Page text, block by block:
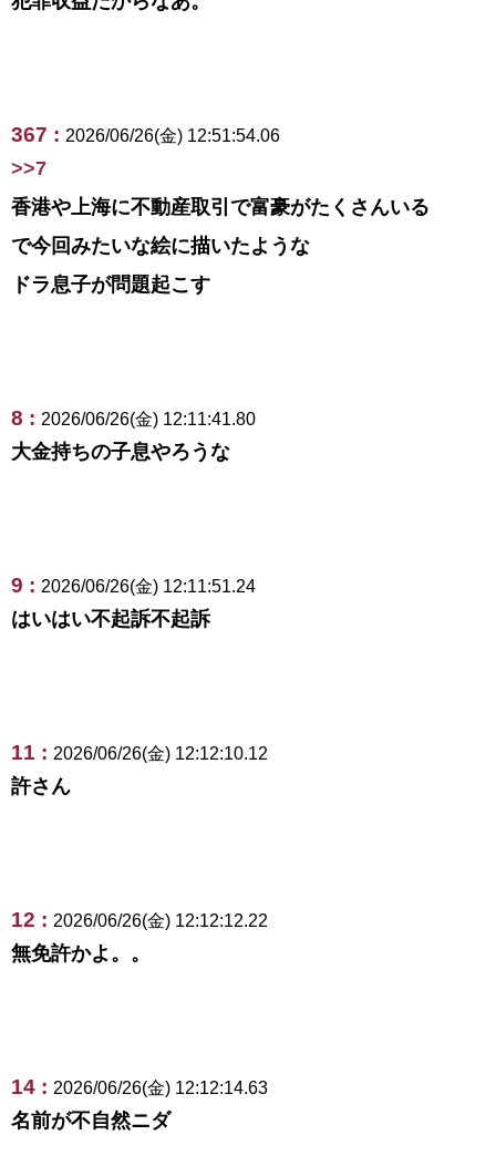
367 : 2026/06/26(金) 12:51:54.06
>>7
香港や上海に不動産取引で富豪がたくさんいる
で今回みたいな絵に描いたような
ドラ息子が問題起こす
8 : 2026/06/26(金) 12:11:41.80
大金持ちの子息やろうな
9 : 2026/06/26(金) 12:11:51.24
はいはい不起訴不起訴
11 : 2026/06/26(金) 12:12:10.12
許さん
12 : 2026/06/26(金) 12:12:12.22
無免許かよ。。
14 : 2026/06/26(金) 12:12:14.63
名前が不自然ニダ